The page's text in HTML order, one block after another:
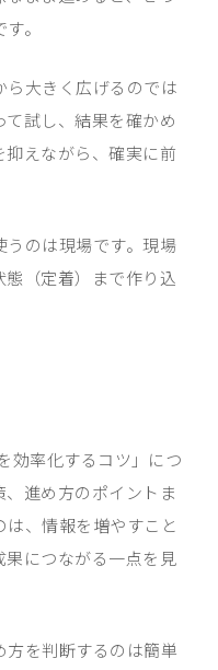
。
大きく広げるのでは
試し、結果を確かめ
えながら、確実に前
のは現場です。現場
（定着）まで作り込
効率化するコツ」につ
進め方のポイントま
、情報を増やすこと
につながる一点を見
方を判断するのは簡単